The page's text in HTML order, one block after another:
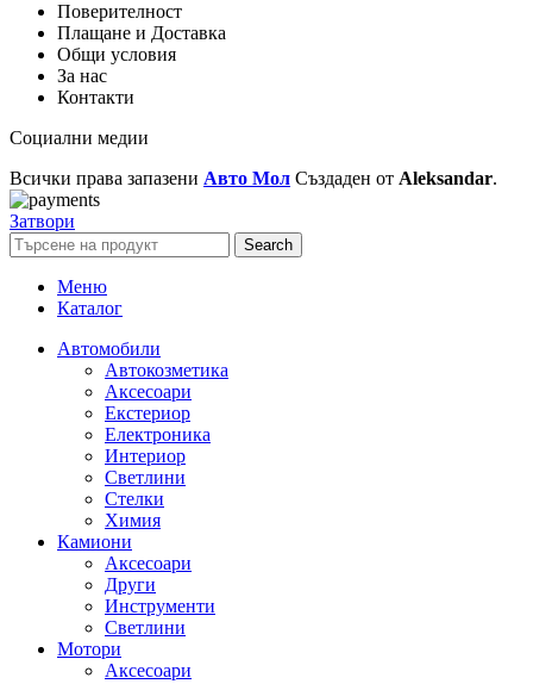
Поверителност
Плащане и Доставка
Общи условия
За нас
Контакти
Социални медии
Всички права запазени Авто Мол Създаден от Aleksandar.
Затвори
Search
Меню
Каталог
Автомобили
Автокозметика
Аксесоари
Екстериор
Електроника
Интериор
Светлини
Стелки
Химия
Камиони
Аксесоари
Други
Инструменти
Светлини
Мотори
Аксесоари